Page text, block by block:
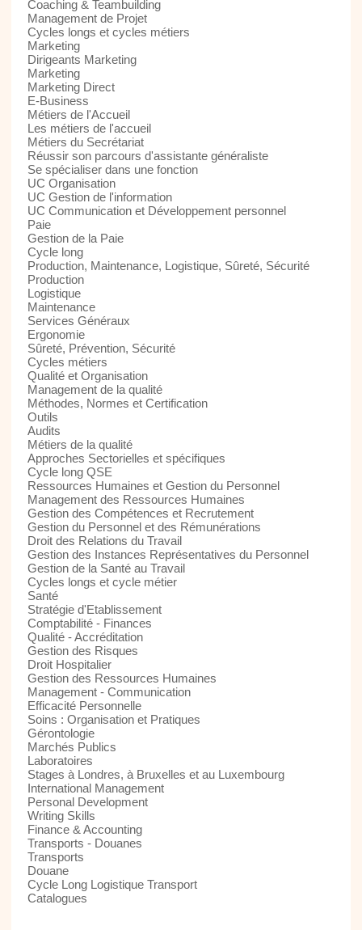
Coaching & Teambuilding
Management de Projet
Cycles longs et cycles métiers
Marketing
Dirigeants Marketing
Marketing
Marketing Direct
E-Business
Métiers de l'Accueil
Les métiers de l'accueil
Métiers du Secrétariat
Réussir son parcours d'assistante généraliste
Se spécialiser dans une fonction
UC Organisation
UC Gestion de l'information
UC Communication et Développement personnel
Paie
Gestion de la Paie
Cycle long
Production, Maintenance, Logistique, Sûreté, Sécurité
Production
Logistique
Maintenance
Services Généraux
Ergonomie
Sûreté, Prévention, Sécurité
Cycles métiers
Qualité et Organisation
Management de la qualité
Méthodes, Normes et Certification
Outils
Audits
Métiers de la qualité
Approches Sectorielles et spécifiques
Cycle long QSE
Ressources Humaines et Gestion du Personnel
Management des Ressources Humaines
Gestion des Compétences et Recrutement
Gestion du Personnel et des Rémunérations
Droit des Relations du Travail
Gestion des Instances Représentatives du Personnel
Gestion de la Santé au Travail
Cycles longs et cycle métier
Santé
Stratégie d'Etablissement
Comptabilité - Finances
Qualité - Accréditation
Gestion des Risques
Droit Hospitalier
Gestion des Ressources Humaines
Management - Communication
Efficacité Personnelle
Soins : Organisation et Pratiques
Gérontologie
Marchés Publics
Laboratoires
Stages à Londres, à Bruxelles et au Luxembourg
International Management
Personal Development
Writing Skills
Finance & Accounting
Transports - Douanes
Transports
Douane
Cycle Long Logistique Transport
Catalogues